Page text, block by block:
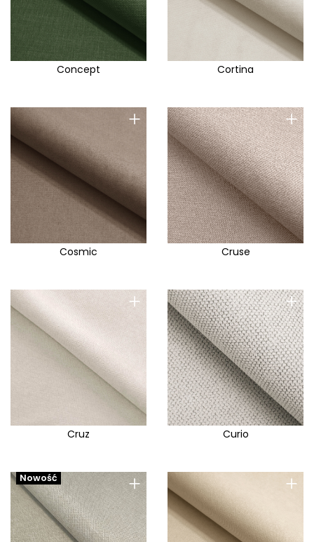
Concept Cortina
+
Cosmic
+
Cruse
+
Cruz
+
Curio
+
Nowość +